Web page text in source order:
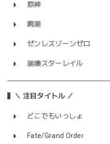
原神
鳴潮
ゼンレスゾーンゼロ
崩壊スターレイル
＼ 注目タイトル ／
どこでもいっしょ
Fate/Grand Order